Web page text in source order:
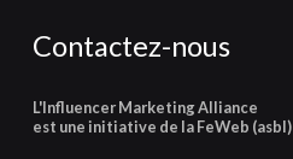
Contactez-nous
L'Influencer Marketing Alliance
est une initiative de la FeWeb (asbl)